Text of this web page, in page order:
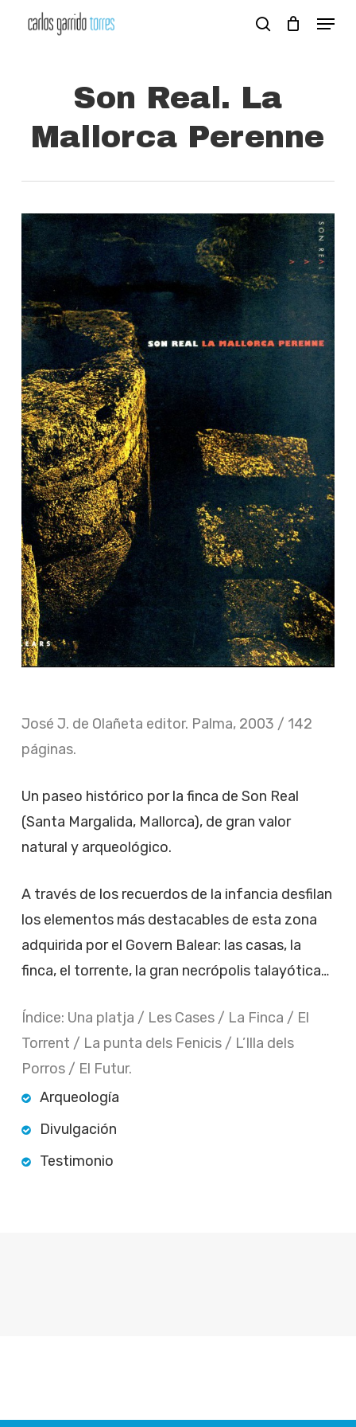
search
Menu
Son Real. La
Mallorca Perenne
José J. de Olañeta editor. Palma, 2003 / 142
páginas.
Un paseo histórico por la finca de Son Real
(Santa Margalida, Mallorca), de gran valor
natural y arqueológico.
A través de los recuerdos de la infancia desfilan
los elementos más destacables de esta zona
adquirida por el Govern Balear: las casas, la
finca, el torrente, la gran necrópolis talayótica…
Índice: Una platja / Les Cases / La Finca / El
Torrent / La punta dels Fenicis / L’Illa dels
Porros / El Futur.
Arqueología
Divulgación
Testimonio